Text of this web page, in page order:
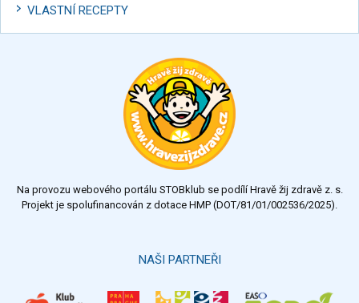
VLASTNÍ RECEPTY
Na provozu webového portálu STOBklub se podílí Hravě žij zdravě z. s.
Projekt je spolufinancován z dotace HMP (DOT/81/01/002536/2025).
NAŠI PARTNEŘI